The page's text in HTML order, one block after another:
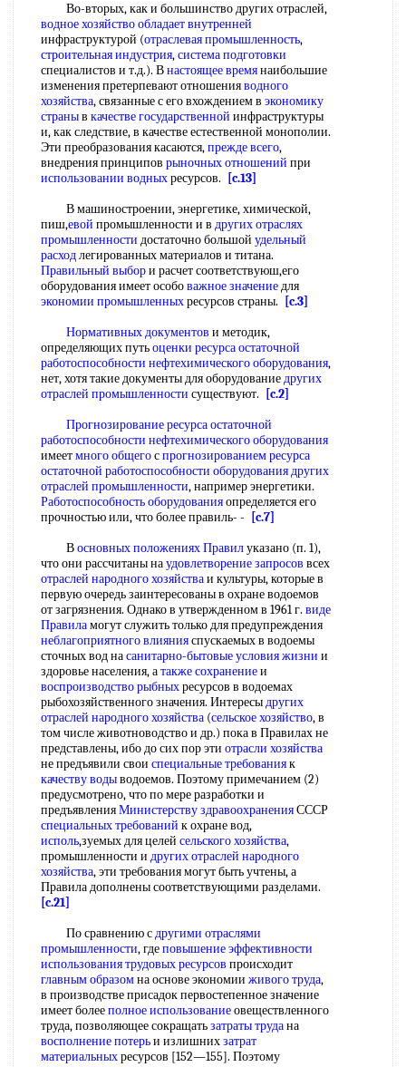
Во-вторых, как и большинство других отраслей,
водное хозяйствообладает внутренней
инфраструктурой (отраслевая промышленность,
строительная индустрия,система подготовки
специалистов и т.д.). Внастоящее времянаибольшие
изменения претерпевают отношенияводного
хозяйства, связанные с его вхождением в экономику
страныв качестве государственной инфраструктуры
и, как следствие, в качестве естественной монополии.
Эти преобразования касаются,прежде всего,
внедрения принципов рыночных отношений при
использовании водныхресурсов.
[c.13]
В машиностроении, энергетике, химической,
пиш,евой промышленности и в других отраслях
промышленности достаточно большой удельный
расходлегированных материалов и титана.
Правильный выбори расчет соответствуюш,его
оборудования имеет особоважное значениедля
экономии промышленныхресурсов страны.
[c.3]
Нормативных документов и методик,
определяющих путьоценки ресурса остаточной
работоспособности нефтехимического оборудования,
нет, хотя такие документы для оборудованиедругих
отраслей промышленности существуют.
[c.2]
Прогнозирование ресурса остаточной
работоспособности нефтехимического оборудования
имеетмного общегоспрогнозированием ресурса
остаточной работоспособности оборудованиядругих
отраслей промышленности, например энергетики.
Работоспособность оборудованияопределяется его
прочностью или, что более правиль- -
[c.7]
Восновных положениях Правилуказано (п. 1),
что они рассчитаны наудовлетворение запросов всех
отраслей народного хозяйстваи культуры, которые в
первую очередь заинтересованы в охране водоемов
от загрязнения. Однако в утвержденном в 1961 г. виде
Правиламогут служить только для предупреждения
неблагоприятного влиянияспускаемых в водоемы
сточных вод насанитарно-бытовыеусловия жизни и
здоровье населения, атакже сохранениеи
воспроизводство рыбныхресурсов в водоемах
рыбохозяйственного значения. Интересыдругих
отраслей народного хозяйства (сельское хозяйство, в
том числе животноводство и др.) пока в Правилах не
представлены, ибо до сих пор эти отрасли хозяйства
не предъявили свои специальные требованияк
качеству водыводоемов. Поэтому примечанием (2)
предусмотрено, что по мере разработки и
предъявленияМинистерству здравоохраненияСССР
специальных требований к охране вод,
исполь,зуемых для целей сельского хозяйства,
промышленности и других отраслей народного
хозяйства, эти требования могут быть учтены, а
Правила дополнены соответствующими разделами.
[c.21]
По сравнению сдругими отраслями
промышленности, гдеповышение эффективности
использованиятрудовых ресурсов происходит
главным образомна основе экономии живого труда,
в производстве присадок первостепенное значение
имеет болееполное использованиеовеществленного
труда, позволяющее сокращатьзатраты трудана
восполнение потерьи излишнихзатрат
материальныхресурсов [152—155]. Поэтому